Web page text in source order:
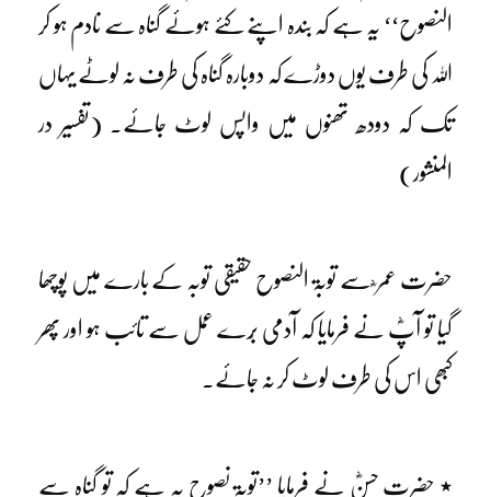
النصوح‘‘ یہ ہے کہ بندہ اپنے کئے ہوئے گناہ سے نادم ہو کر
اللہ کی طرف یوں دوڑے کہ دوبارہ گناہ کی طرف نہ لوٹے یہاں
تک کہ دودھ تھنوں میں واپس لوٹ جائے۔ (تفسیر در
المنشور)
حضرت عمر ؓ سے توبۃ النصوح حقیقی توبہ کے بارے میں پوچھا
گیا تو آپؓ نے فرمایا کہ آدمی بُرے عمل سے تائب ہو اور پھر
کبھی اس کی طرف لوٹ کر نہ جائے۔
٭ حضرت حسنؓ نے فرمایا ’’توبۃ نصوح یہ ہے کہ تو گناہ سے